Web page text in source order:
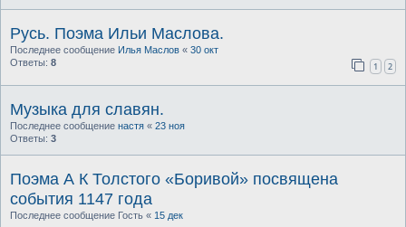
Русь. Поэма Ильи Маслова.
Последнее сообщение Илья Маслов « 30 окт
Ответы: 8 1 2
Музыка для славян.
Последнее сообщение настя « 23 ноя
Ответы: 3
Поэма А К Толстого «Боривой» посвящена
события 1147 года
Последнее сообщение Гость « 15 дек